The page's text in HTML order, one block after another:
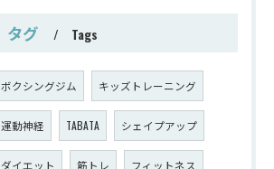
タグ Tags
ボクシングジム キッズトレーニング
運動神経 TABATA シェイプアップ
ダイエット 筋トレ フィットネス